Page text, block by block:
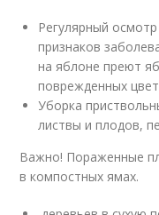
Регулярный
признаков
на яблоне преют
поврежденных
Уборка
листвы и плодов,
Важно! Пораженные
в компостных ямах.